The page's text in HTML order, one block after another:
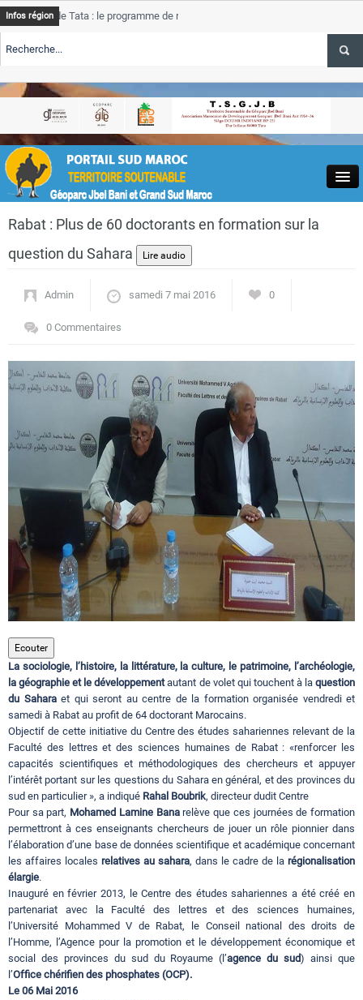
Close
Actualités
Circuits touristiques
Tourisme
Régions
Hotels
Evenements
Contact
Infos région
de Tata : le programme de rehabilitation post-inondations
TSGJB Tourisme : l’ONMT renforce l’aerien a Dakhla et
Tata
service
TSGJB Tourisme au Maroc : Transavia renforce les vols Paris-
Rabat : Plus de 60 doctorants en formation sur la
question du Sahara
Admin samedi 7 mai 2016 0
0 Commentaires
Ecouter
La sociologie, l’histoire, la littérature, la culture, le patrimoine, l’archéologie,
la géographie et le développementautant de volet qui touchent à laquestion
du Saharaet qui seront au centre de la formation organisée vendredi et
samedi à Rabat au profit de 64 doctorant Marocains.
Objectif de cette initiative du Centre des études sahariennes relevant de la
Faculté des lettres et des sciences humaines de Rabat : «renforcer les
capacités scientifiques et méthodologiques des chercheurs et appuyer
l’intérêt portant sur les questions du Sahara en général, et des provinces du
sud en particulier », a indiqué Rahal Boubrik, directeur dudit Centre
Pour sa part, Mohamed Lamine Banarelève que ces journées de formation
permettront à ces enseignants chercheurs de jouer un rôle pionnier dans
l’élaboration d’une base de données scientifique et académique concernant
les affaires locales relatives au sahara, dans le cadre de la régionalisation
élargie.
Inauguré en février 2013, le Centre des études sahariennes a été créé en
partenariat avec la Faculté des lettres et des sciences humaines,
l’Université Mohammed V de Rabat, le Conseil national des droits de
l’Homme, l’Agence pour la promotion et le développement économique et
social des provinces du sud du Royaume (l’agence du sud) ainsi que
l’Office chérifien des phosphates (OCP).
Le 06 Mai 2016